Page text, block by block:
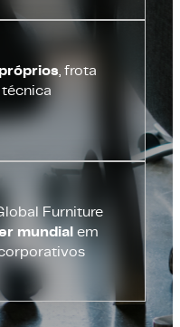
próprios, frota
Furniture
mundialem